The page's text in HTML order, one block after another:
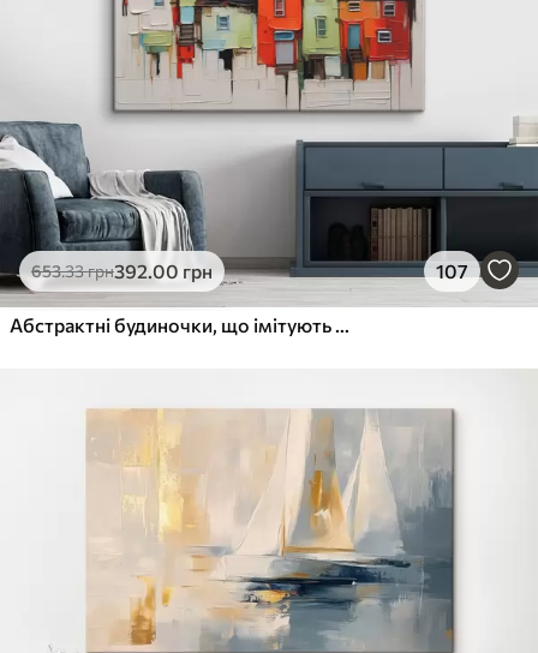
653.33грн392.00 грн 107
Абстрактні будиночки, що імітують мазок пензля